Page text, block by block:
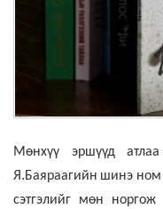
Мөнхүү эршүүд атлаа
Я.Баяраагийн шинэ ном
сэтгэлийг
мөн норгож